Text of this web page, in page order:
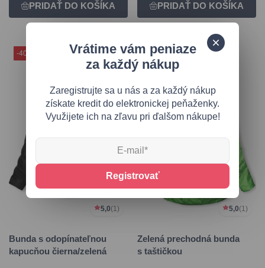
-40 %
5,0(1)
Bunda s odopínateľnou
kapucňou čierna/zelená
-45 %
5,0(1)
Zelená prechodná bunda
s taštičkou
Vrátime vám peniaze
za každý nákup
Zaregistrujte sa u nás a za každý nákup
získate kredit do elektronickej peňaženky.
Využijete ich na zľavu pri ďalšom nákupe!
Registrovať